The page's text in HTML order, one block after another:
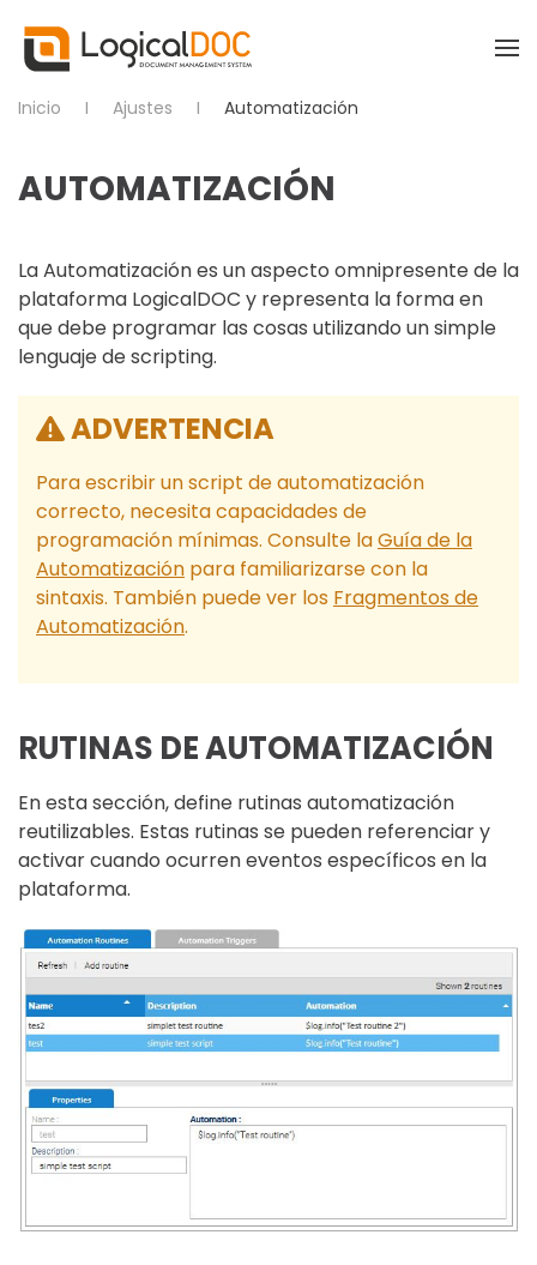
Skip to main content
Inicio Ajustes Automatización
AUTOMATIZACIÓN
La Automatización es un aspecto omnipresente de la
plataforma LogicalDOC y representa la forma en
que debe programar las cosas utilizando un simple
lenguaje de scripting.
ADVERTENCIA
Para escribir un script de automatización
correcto, necesita capacidades de
programación mínimas. Consulte laGuía de la
Automatización para familiarizarse con la
sintaxis. También puede ver los Fragmentos de
Automatización.
RUTINAS DE AUTOMATIZACIÓN
En esta sección, define rutinas automatización
reutilizables. Estas rutinas se pueden referenciar y
activar cuando ocurren eventos específicos en la
plataforma.